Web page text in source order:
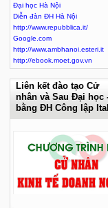
Đại học Hà Nội
Diễn đàn ĐH Hà Nội
http://www.repubblica.it/
Google.com
http://www.ambhanoi.esteri.it
http://ebook.moet.gov.vn
Liên kết đào tạo Cử
nhân và Sau Đại học
bằng ĐH Công lập